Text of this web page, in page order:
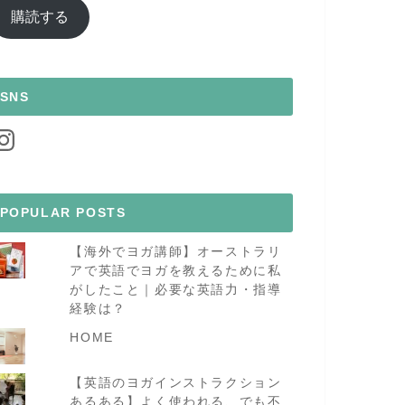
購読する
SNS
POPULAR POSTS
【海外でヨガ講師】オーストラリ
アで英語でヨガを教えるために私
がしたこと｜必要な英語力・指導
経験は？
HOME
【英語のヨガインストラクション
あるある】よく使われる、でも不